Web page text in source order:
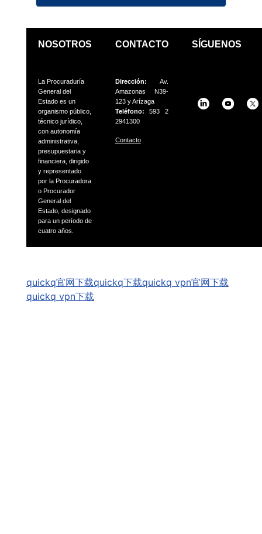
NOSOTROS
La Procuraduría
General del
Estado es un
organismo público,
técnico jurídico,
con autonomía
administrativa,
presupuestaria y
financiera, dirigido
y representado
por la Procuradora
o Procurador
General del
Estado, designado
para un período de
cuatro años.
CONTACTO
Dirección: Av.
Amazonas N39-
123 y Arízaga
Teléfono:593 2
2941300
Contacto
SÍGUENOS
quickq官网下载quickq下载quickq vpn官网下载
quickq vpn下载